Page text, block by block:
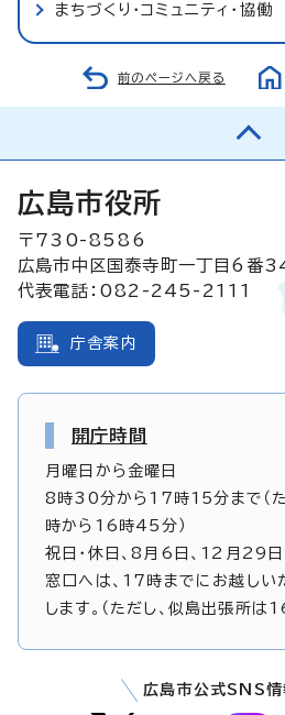
まちづくり・コミュニティ・協働
前のページへ戻る
広島市役所
〒730-8586
広島市中区国泰寺町一丁目6番
代表電話：082-245-2111
庁舎案内
開庁時間
月曜日から金曜日
8時30分から17時15分まで（
時から16時45分）
祝日・休日、8月6日、12月29
窓口へは、17時までにお越しい
します。（ただし、似島出張所は
広島市公式SNS情